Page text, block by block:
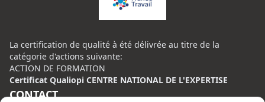
La certification de qualité à été délivrée au titre de la
catégorie d'actions suivante:
ACTION DE FORMATION
Certificat Qualiopi CENTRE NATIONAL DE L'EXPERTISE
CONTACT